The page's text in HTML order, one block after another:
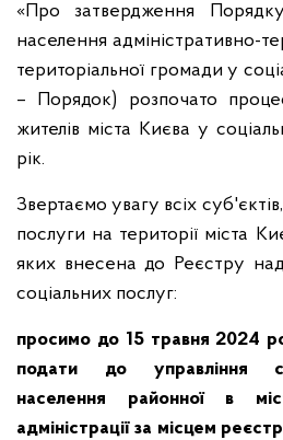
«Про затвердження
населення адміністративно-
територіальної громади у
– Порядок) розпочато
жителів міста Києва у
рік.
Звертаємо увагу всіх
послуги на території міста
яких внесена до Реєстру
соціальних послуг:
просимо до 15 травня 2024
подати до управління
населення районної в
адміністрації за місцем